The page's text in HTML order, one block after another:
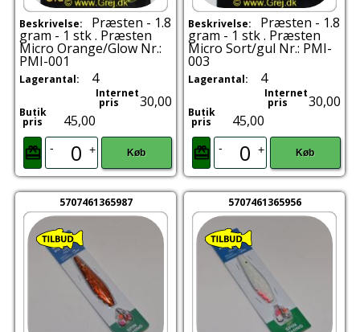
Beskrivelse: Præsten - 1.8
gram - 1 stk . Præsten
Micro Orange/Glow Nr.:
PMI-001
Lagerantal: 4
Internet
pris 30,00
Butik
pris 45,00
- + Køb
Beskrivelse: Præsten - 1.8
gram - 1 stk . Præsten
Micro Sort/gul Nr.: PMI-
003
Lagerantal: 4
Internet
pris 30,00
Butik
pris 45,00
- + Køb
5707461365987 5707461365956